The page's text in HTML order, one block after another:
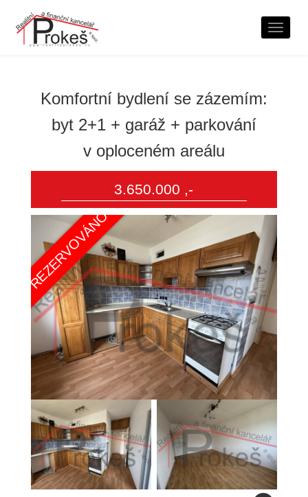
Komfortní bydlení se zázemím:
byt 2+1 + garáž + parkování
v oploceném areálu
3.650.000 ,-